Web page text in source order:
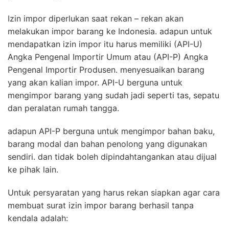
Izin impor diperlukan saat rekan – rekan akan
melakukan impor barang ke Indonesia. adapun untuk
mendapatkan izin impor itu harus memiliki (API-U)
Angka Pengenal Importir Umum atau (API-P) Angka
Pengenal Importir Produsen. menyesuaikan barang
yang akan kalian impor. API-U berguna untuk
mengimpor barang yang sudah jadi seperti tas, sepatu
dan peralatan rumah tangga.
adapun API-P berguna untuk mengimpor bahan baku,
barang modal dan bahan penolong yang digunakan
sendiri. dan tidak boleh dipindahtangankan atau dijual
ke pihak lain.
Untuk persyaratan yang harus rekan siapkan agar cara
membuat surat izin impor barang berhasil tanpa
kendala adalah: